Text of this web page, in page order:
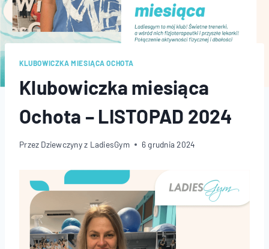
KLUBOWICZKA MIESIĄCA OCHOTA
Klubowiczka miesiąca
Ochota – LISTOPAD 2024
Przez Dziewczyny z LadiesGym 6 grudnia 2024